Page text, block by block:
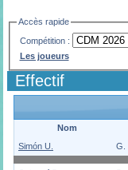
Accès rapide
Compétition :
Les joueurs
Effectif
Nom
Simón U.
G.